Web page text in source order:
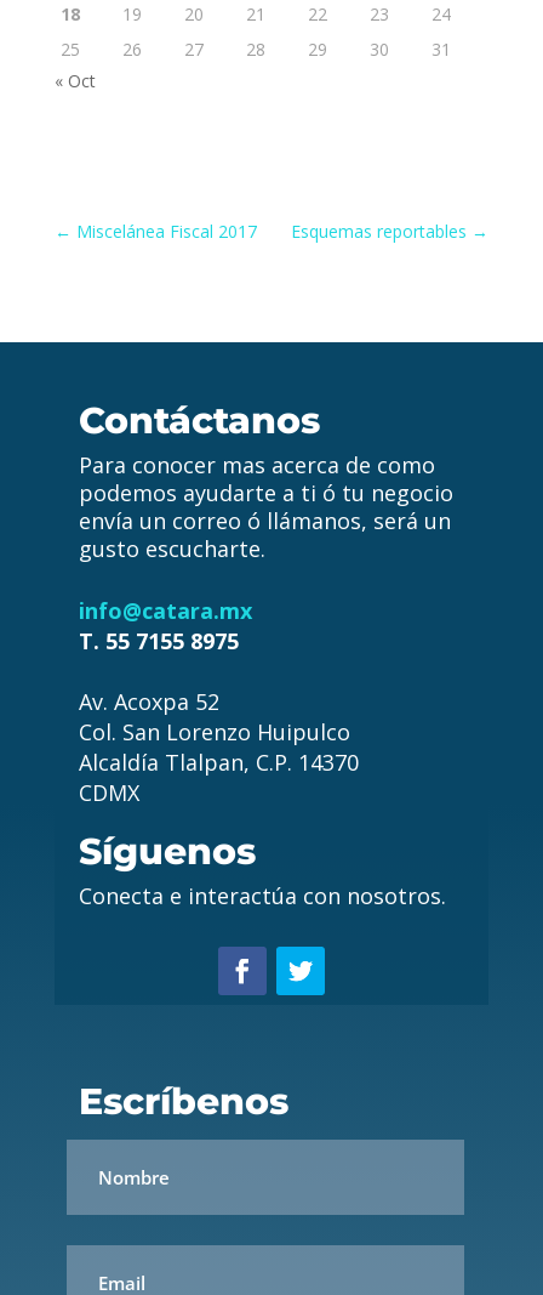
18
19 20 21 22 23
24
25
26 27 28 29 30
31
« Oct
← Miscelánea Fiscal 2017 Esquemas reportables →
Contáctanos
Para conocer mas acerca de como
podemos ayudarte a ti ó tu negocio
envía un correo ó llámanos, será un
gusto escucharte.
info@catara.mx
T. 55 7155 8975
Av. Acoxpa 52
Col. San Lorenzo Huipulco
Alcaldía Tlalpan, C.P. 14370
CDMX
Síguenos
Conecta e interactúa con nosotros.
Escríbenos